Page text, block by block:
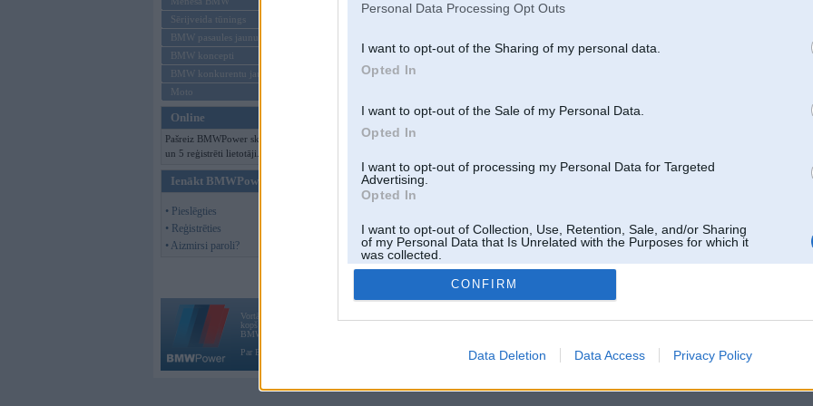
Personal Data Processing Opt Outs
I want to opt-out of the Sharing of my personal data.
Opted In
I want to opt-out of the Sale of my Personal Data.
Opted In
I want to opt-out of processing my Personal Data for Targeted
Advertising.
Opted In
I want to opt-out of Collection, Use, Retention, Sale, and/or Sharing
of my Personal Data that Is Unrelated with the Purposes for which it
was collected.
Opted Out
CONFIRM
Data Deletion Data Access Privacy Policy
Sērijveida tūnings
BMW pasaules jaunumi
BMW koncepti
BMW konkurentu jaunumi
Moto
Online
Pašreiz BMWPower skatās 91 viesi
un 5 reģistrēti lietotāji.
Ienākt BMWPower
• Pieslēgties
• Reģistrēties
• Aizmirsi paroli?
Vortāls BMWPower.lv darbojas
kopš 2002. gada 14. maija. Tas nav auto klubs un nav saistīts ar
BMW AG.
Par BMWPower